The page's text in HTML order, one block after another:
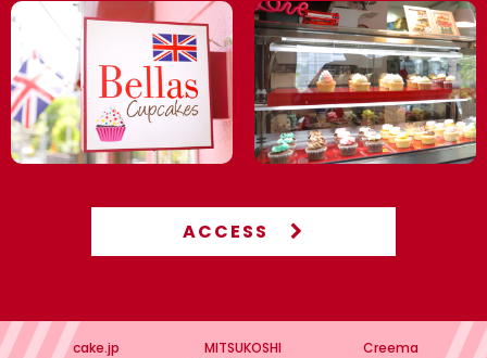
ACCESS
cake.jp
MITSUKOSHI
Creema